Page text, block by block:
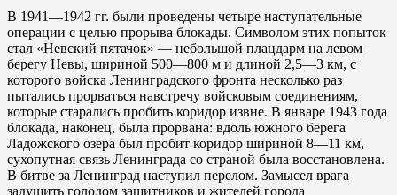
В 1941—1942 гг. были проведены четыре наступательные
операции с целью прорыва блокады. Символом этих попыток
стал «Невский пятачок» — небольшой плацдарм на левом
берегу Невы, шириной 500—800 м и длиной 2,5—3 км, с
которого войска Ленинградского фронта несколько раз
пытались прорваться навстречу войсковым соединениям,
которые старались пробить коридор извне. В январе 1943 года
блокада, наконец, была прорвана: вдоль южного берега
Ладожского озера был пробит коридор шириной 8—11 км,
сухопутная связь Ленинграда со страной была восстановлена.
В битве за Ленинград наступил перелом. Замысел врага
задушить голодом защитников и жителей города